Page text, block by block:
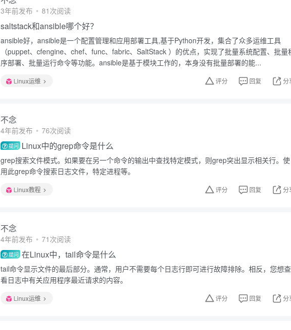
3年前发布 81次阅读
saltstack和ansible哪个好？
ansible好，ansible是一个配置管理和应用部署工具,基于Python开发，集合了众多运维工具
（puppet、cfengine、chef、func、fabric、SaltStack ）的优点，实现了批量系统配置、批量
序部署、批量运行命令等功能。ansible是基于模块工作的，本身没有批量部署的能...
Linux运维 评分 回复 分
不念
4年前发布 76次阅读
提问 Linux中的grep命令是什么
grep搜索文件模式。如果要在另一个命令的输出中查找特定模式，则grep突出显示相关行。使
用此grep命令搜索日志文件，特定进程等。
Linux教程 评分 回复 分
不念
4年前发布 71次阅读
提问 在Linux中，tail命令是什么
tail命令显示文件的最后部分。通常，用户不需要每个日志行即可进行故障排除。相反，您想查
看日志中有关应用程序最近请求的内容。
Linux运维 评分 回复 分